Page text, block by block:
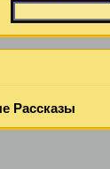
Рассказы